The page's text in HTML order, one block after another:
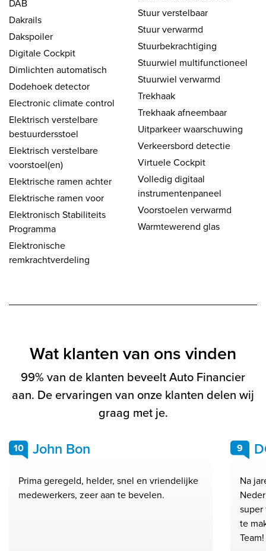
DAB
Dakrails
Dakspoiler
Digitale Cockpit
Dimlichten automatisch
Dodehoek detector
Electronic climate control
Elektrisch verstelbare
bestuurdersstoel
Elektrisch verstelbare
voorstoel(en)
Elektrische ramen achter
Elektrische ramen voor
Elektronisch Stabiliteits
Programma
Elektronische
remkrachtverdeling
Stuur verstelbaar
Stuur verwarmd
Stuurbekrachtiging
Stuurwiel multifunctioneel
Stuurwiel verwarmd
Trekhaak
Trekhaak afneembaar
Uitparkeer waarschuwing
Verkeersbord detectie
Virtuele Cockpit
Volledig digitaal
instrumentenpaneel
Voorstoelen verwarmd
Warmtewerend glas
Wat klanten van ons vinden
99% van de klanten beveelt Auto Financier
aan. De ervaringen van onze klanten delen wij
graag met je.
10 John Bon
Prima geregeld, helder, snel en vriendelijke
medewerkers, zeer aan te bevelen.
9
Na
te
Team!